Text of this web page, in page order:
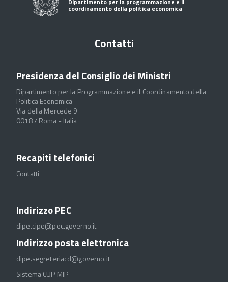
Dipartimento per la programmazione e il
coordinamento della politica economica
Contatti
Presidenza del Consiglio dei Ministri
Dipartimento per la Programmazione e il Coordinamento della
Politica Economica
Via della Mercede 9
00187 Roma - Italia
Recapiti telefonici
Contatti
Indirizzo PEC
dipe.cipe@pec.governo.it
Indirizzo posta elettronica
dipe.segreteriacd@governo.it
Sistema CUP MIP